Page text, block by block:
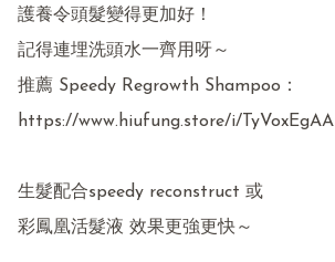
護養令頭髮變得更加好！
記得連埋洗頭水一齊用呀～
推薦 Speedy Regrowth Shampoo：
https://www.hiufung.store/i/TyVoxEgAA
生髮配合speedy reconstruct 或
彩鳳凰活髮液 效果更強更快～